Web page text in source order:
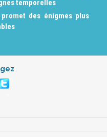
temporelles
des énigmes plus